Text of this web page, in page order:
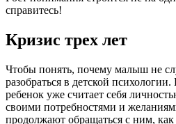
справитесь!
Кризис трех лет
Чтобы понять, почему малыш не
разобраться в детской
ребенок уже считает себя
своими потребностями и
продолжают обращаться с ним,